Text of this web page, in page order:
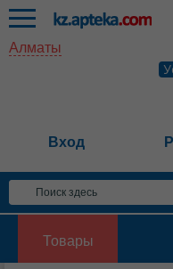
Алматы
Вход
Товары